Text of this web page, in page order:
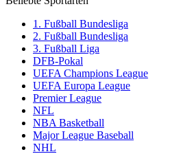
1. Fußball Bundesliga
2. Fußball Bundesliga
3. Fußball Liga
DFB-Pokal
UEFA Champions League
UEFA Europa League
Premier League
NFL
NBA Basketball
Major League Baseball
NHL